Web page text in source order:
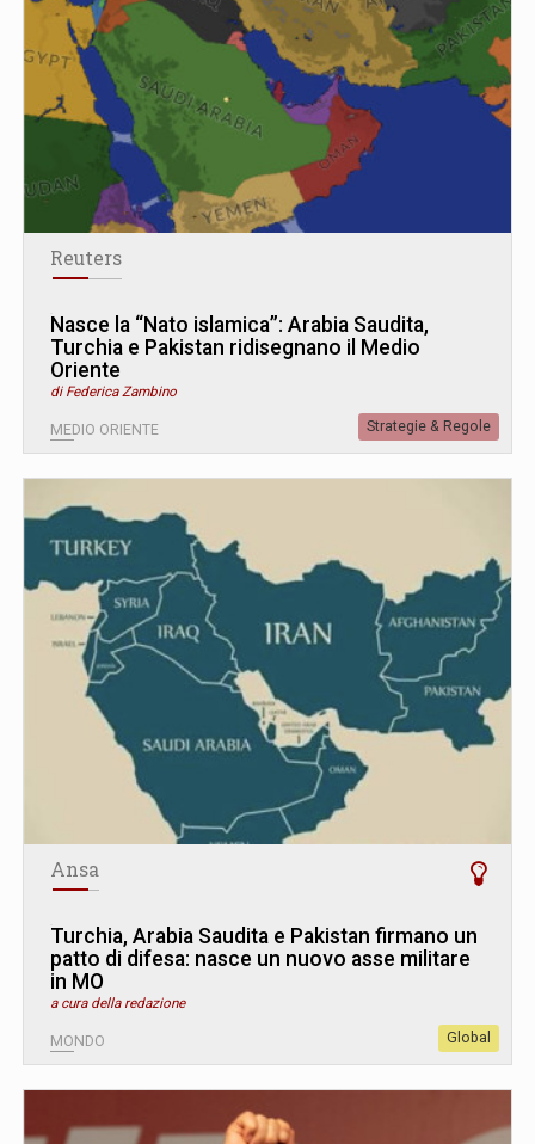
Reuters
Nasce la “Nato islamica”: Arabia Saudita,
Turchia e Pakistan ridisegnano il Medio
Oriente
di Federica Zambino
MEDIO ORIENTE Strategie & Regole
Ansa
Turchia, Arabia Saudita e Pakistan firmano un
patto di difesa: nasce un nuovo asse militare
in MO
a cura della redazione
MONDO Global